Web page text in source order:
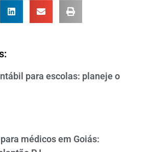
para escolas: planeje o
médicos em Goiás: